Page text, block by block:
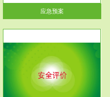
应急预案